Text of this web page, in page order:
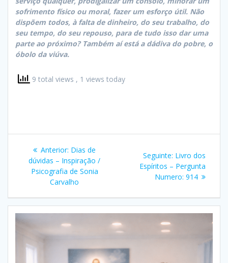
sofrimento físico ou moral, fazer um esforço útil. Não
dispõem todos, à falta de dinheiro, do seu trabalho, do
seu tempo, do seu repouso, para de tudo isso dar uma
parte ao próximo? Também aí está a dádiva do pobre, o
óbolo da viúva.
9 total views , 1 views today
Navegação
de
Anterior: Post
anterior:
Dias de
dúvidas – Inspiração /
Psicografia de Sonia
Carvalho
Seguinte: Post
seguinte:
Livro dos
Espíritos – Pergunta
Numero: 914